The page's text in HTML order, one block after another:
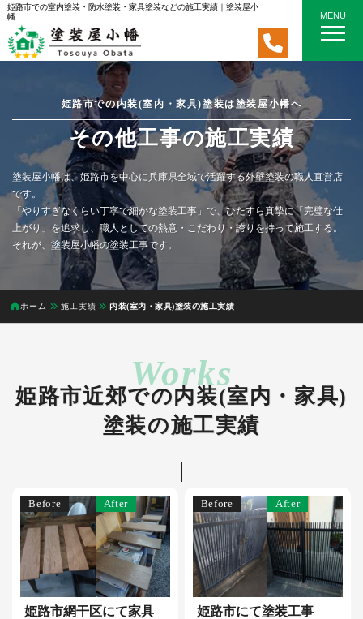
姫路市での室内塗装・防水塗装・家具塗装などの施工実績｜塗装屋小
幡
MENU
姫路市での内装(室内・家具)塗装は塗装屋小幡へ
その他工事の施工実績
塗装屋小幡は、姫路市を中心に兵庫県全域で活躍する外壁塗装の職人直営店
です。
「やりすぎなくらい丁寧で細かな塗装工事」で、ひたすら真摯に「完璧な仕
上がり」を追求し、職人としての熱意・こだわり・誇りを持って施工する。
それが、塗装屋小幡の塗装工事です。
ホーム 施工実績 内装(室内・家具)塗装の施工実績
姫路市近郊での内装(室内・家具)
塗装の施工実績
Before After
姫路市網干区にて家具
Before After
姫路市にて塗装工事